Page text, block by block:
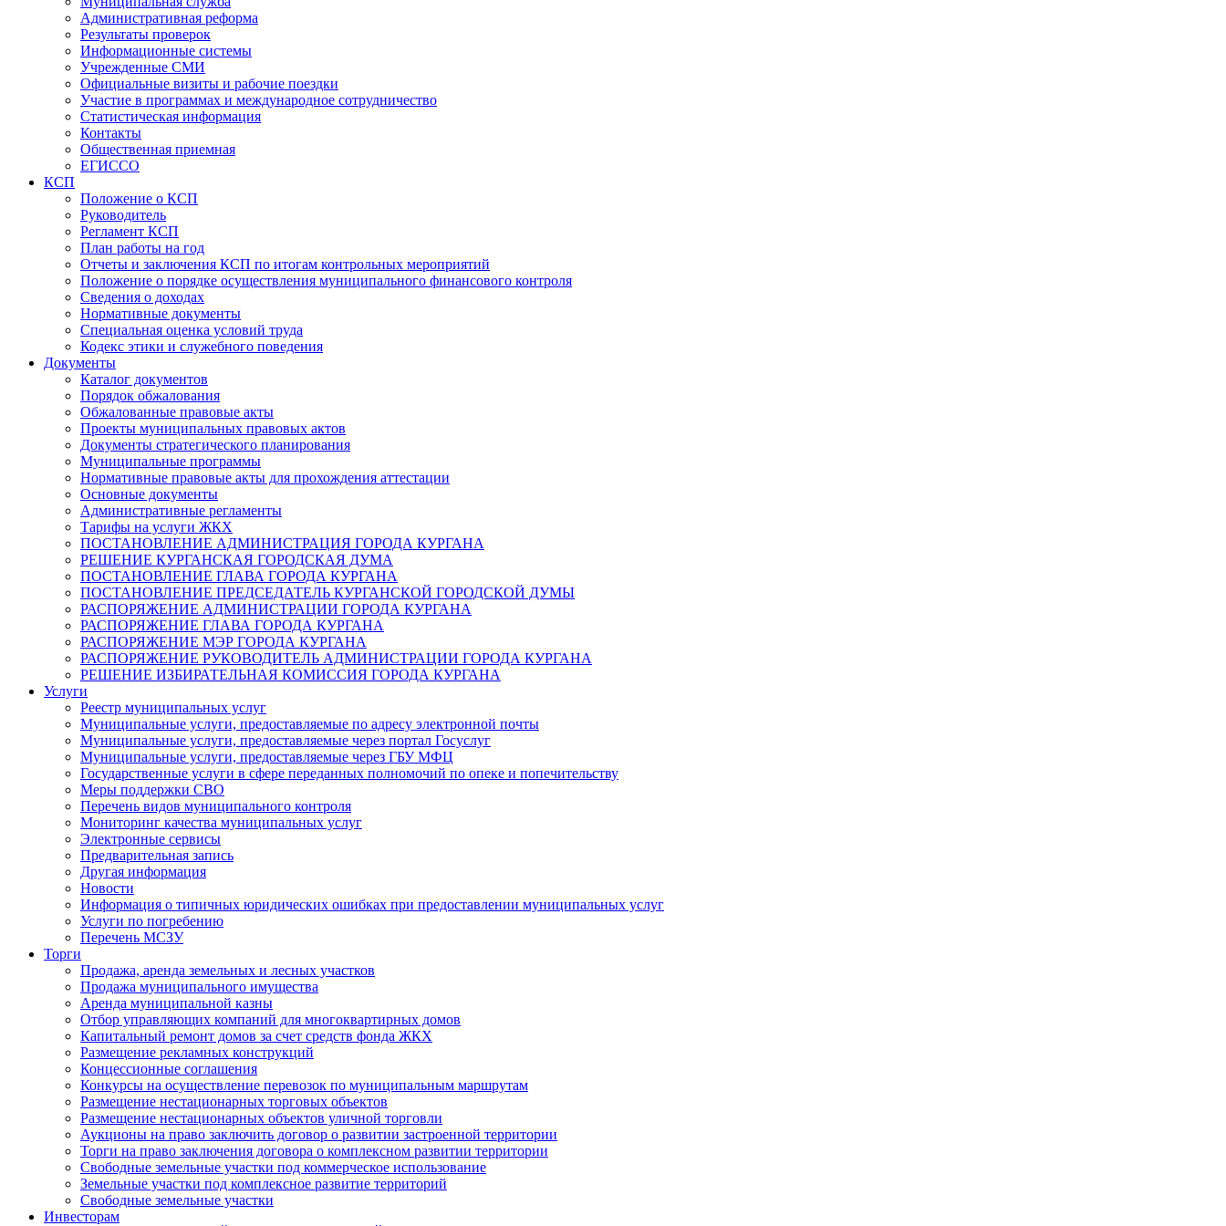
Административная реформа
Результаты проверок
Информационные системы
Учрежденные СМИ
Официальные визиты и рабочие поездки
Участие в программах и международное сотрудничество
Статистическая информация
Контакты
Общественная приемная
ЕГИССО
КСП
Положение о КСП
Руководитель
Регламент КСП
План работы на год
Отчеты и заключения КСП по итогам контрольных мероприятий
Положение о порядке осуществления муниципального финансового контроля
Сведения о доходах
Нормативные документы
Специальная оценка условий труда
Кодекс этики и служебного поведения
Документы
Каталог документов
Порядок обжалования
Обжалованные правовые акты
Проекты муниципальных правовых актов
Документы стратегического планирования
Муниципальные программы
Нормативные правовые акты для прохождения аттестации
Основные документы
Административные регламенты
Тарифы на услуги ЖКХ
ПОСТАНОВЛЕНИЕ АДМИНИСТРАЦИЯ ГОРОДА КУРГАНА
РЕШЕНИЕ КУРГАНСКАЯ ГОРОДСКАЯ ДУМА
ПОСТАНОВЛЕНИЕ ГЛАВА ГОРОДА КУРГАНА
ПОСТАНОВЛЕНИЕ ПРЕДСЕДАТЕЛЬ КУРГАНСКОЙ ГОРОДСКОЙ ДУМЫ
РАСПОРЯЖЕНИЕ АДМИНИСТРАЦИИ ГОРОДА КУРГАНА
РАСПОРЯЖЕНИЕ ГЛАВА ГОРОДА КУРГАНА
РАСПОРЯЖЕНИЕ МЭР ГОРОДА КУРГАНА
РАСПОРЯЖЕНИЕ РУКОВОДИТЕЛЬ АДМИНИСТРАЦИИ ГОРОДА КУРГАНА
РЕШЕНИЕ ИЗБИРАТЕЛЬНАЯ КОМИССИЯ ГОРОДА КУРГАНА
Услуги
Реестр муниципальных услуг
Муниципальные услуги, предоставляемые по адресу электронной почты
Муниципальные услуги, предоставляемые через портал Госуслуг
Муниципальные услуги, предоставляемые через ГБУ МФЦ
Государственные услуги в сфере переданных полномочий по опеке и попечительству
Меры поддержки СВО
Перечень видов муниципального контроля
Мониторинг качества муниципальных услуг
Электронные сервисы
Предварительная запись
Другая информация
Новости
Информация о типичных юридических ошибках при предоставлении муниципальных услуг
Услуги по погребению
Перечень МСЗУ
Торги
Продажа, аренда земельных и лесных участков
Продажа муниципального имущества
Аренда муниципальной казны
Отбор управляющих компаний для многоквартирных домов
Капитальный ремонт домов за счет средств фонда ЖКХ
Размещение рекламных конструкций
Концессионные соглашения
Конкурсы на осуществление перевозок по муниципальным маршрутам
Размещение нестационарных торговых объектов
Размещение нестационарных объектов уличной торговли
Аукционы на право заключить договор о развитии застроенной территории
Торги на право заключения договора о комплексном развитии территории
Свободные земельные участки под коммерческое использование
Земельные участки под комплексное развитие территорий
Свободные земельные участки
Инвесторам